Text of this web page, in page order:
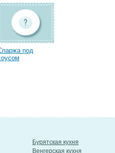
под
Бурятская кухня
Венгерская кухня